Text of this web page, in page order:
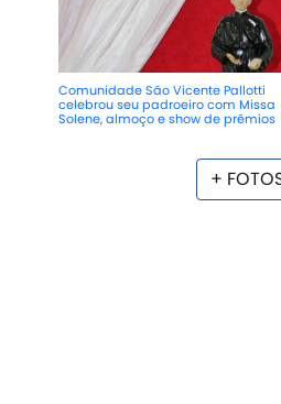
Comunidade São Vicente Pallotti
celebrou seu padroeiro com Missa
Solene, almoço e show de prêmios
+